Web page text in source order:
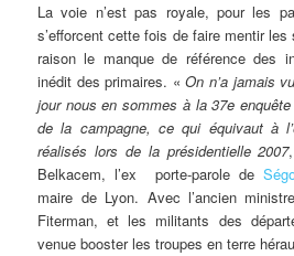
La voie n’est pas royale, pour les
s’efforcent cette fois de faire mentir
raison le manque de référence des
inédit des primaires. «On n’a jamais
jour nous en sommes à la 37e
de la campagne, ce qui équivaut à
réalisés lors de la présidentielle 2007
Belkacem, l’ex porte-parole de
maire de Lyon. Avec l’ancien
Fiterman, et les militants des
venue booster les troupes en terre